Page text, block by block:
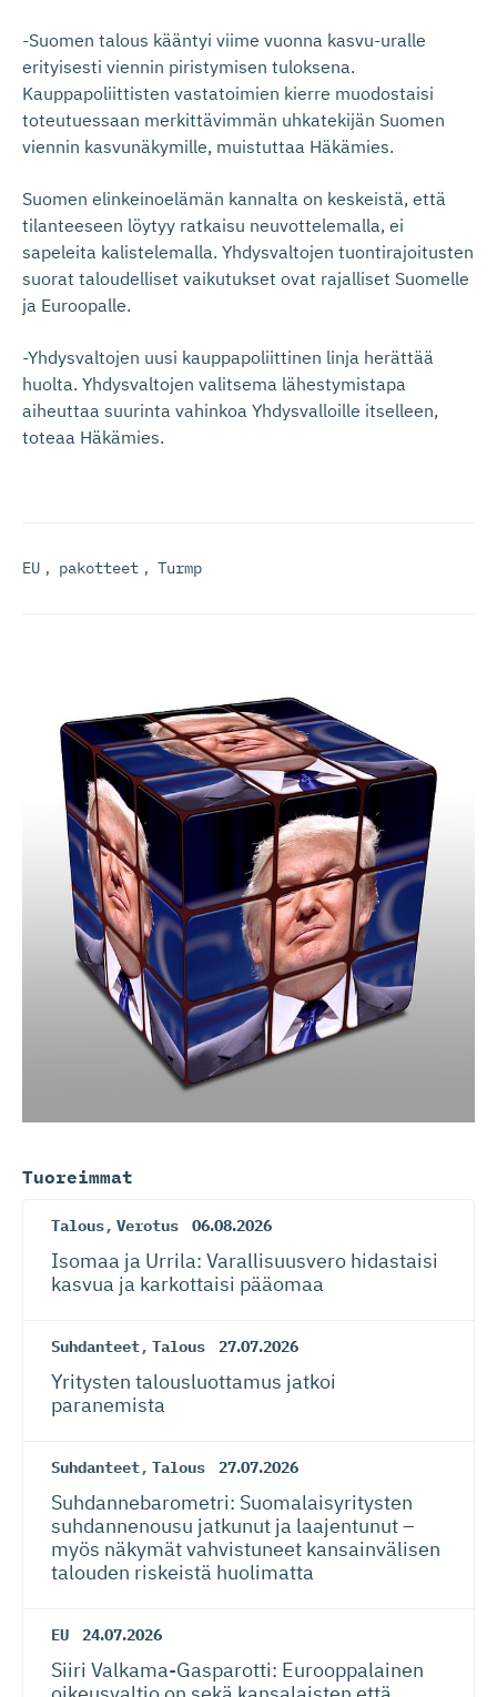
-Suomen talous kääntyi viime vuonna kasvu-uralle
erityisesti viennin piristymisen tuloksena.
Kauppapoliittisten vastatoimien kierre muodostaisi
toteutuessaan merkittävimmän uhkatekijän Suomen
viennin kasvunäkymille, muistuttaa Häkämies.
Suomen elinkeinoelämän kannalta on keskeistä, että
tilanteeseen löytyy ratkaisu neuvottelemalla, ei
sapeleita kalistelemalla. Yhdysvaltojen tuontirajoitusten
suorat taloudelliset vaikutukset ovat rajalliset Suomelle
ja Euroopalle.
-Yhdysvaltojen uusi kauppapoliittinen linja herättää
huolta. Yhdysvaltojen valitsema lähestymistapa
aiheuttaa suurinta vahinkoa Yhdysvalloille itselleen,
toteaa Häkämies.
EU , pakotteet , Turmp
Tuoreimmat
Talous, Verotus 06.08.2026
Isomaa ja Urrila: Varallisuusvero hidastaisi
kasvua ja karkottaisi pääomaa
Suhdanteet, Talous 27.07.2026
Yritysten talousluottamus jatkoi
paranemista
Suhdanteet, Talous 27.07.2026
Suhdanneba­ro­metri: Suomalaisy­ri­tysten
suhdannenousu jatkunut ja laajentunut –
myös näkymät vahvistuneet kansainvälisen
talouden riskeistä huolimatta
EU 24.07.2026
Siiri Valkama-Gas­pa­rotti: Eurooppalainen